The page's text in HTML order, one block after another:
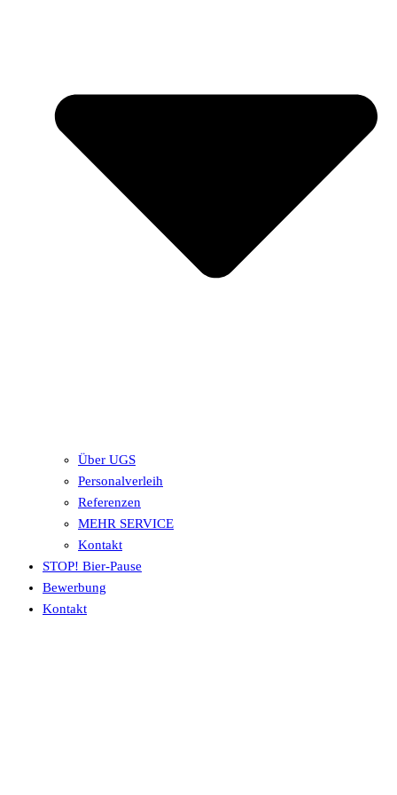
Über UGS
Personalverleih
Referenzen
MEHR SERVICE
Kontakt
STOP! Bier-Pause
Bewerbung
Kontakt